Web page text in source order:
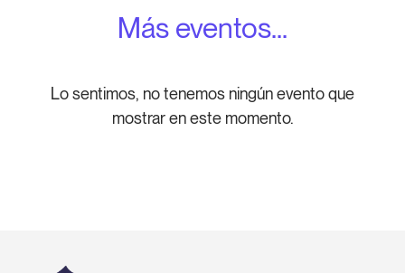
Más eventos...
Lo sentimos, no tenemos ningún evento que
mostrar en este momento.